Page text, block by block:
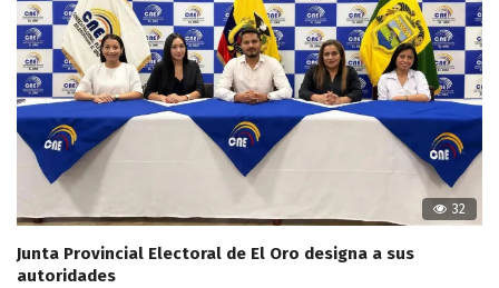
32
Junta Provincial Electoral de El Oro designa a sus
autoridades